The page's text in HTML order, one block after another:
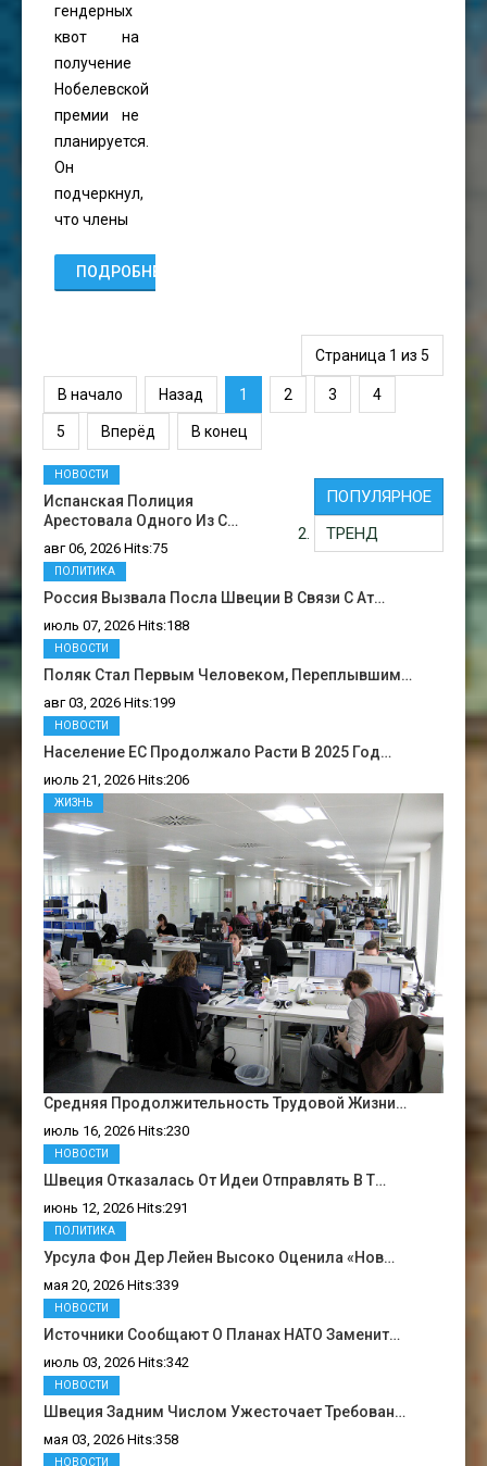
гендерных
квот на
получение
Нобелевской
премии не
планируется.
Он
подчеркнул,
что члены
ПОДРОБНЕЕ...
Страница 1 из 5
В начало Назад 1 2 3 4
5 Вперёд В конец
ПОПУЛЯРНОЕ
ТРЕНД
Испанская Полиция
Арестовала Одного Из С…
авг 06, 2026 Hits:75
НОВОСТИ
Россия Вызвала Посла Швеции В Связи С Ат…
июль 07, 2026 Hits:188
ПОЛИТИКА
Поляк Стал Первым Человеком, Переплывшим…
авг 03, 2026 Hits:199
НОВОСТИ
Население ЕС Продолжало Расти В 2025 Год…
июль 21, 2026 Hits:206
НОВОСТИ
Средняя Продолжительность Трудовой Жизни…
июль 16, 2026 Hits:230
ЖИЗНЬ
Швеция Отказалась От Идеи Отправлять В Т…
июнь 12, 2026 Hits:291
НОВОСТИ
Урсула Фон Дер Лейен Высоко Оценила «нов…
мая 20, 2026 Hits:339
ПОЛИТИКА
Источники Сообщают О Планах НАТО Заменит…
июль 03, 2026 Hits:342
НОВОСТИ
Швеция Задним Числом Ужесточает Требован…
мая 03, 2026 Hits:358
НОВОСТИ
НОВОСТИ